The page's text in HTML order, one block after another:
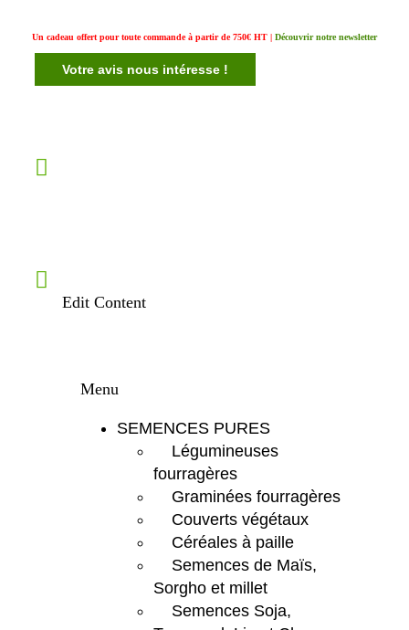
Un cadeau offert pour toute commande à partir de 750€ HT | Découvrir notre newsletter
Votre avis nous intéresse !
Edit Content
Menu
SEMENCES PURES
Légumineuses
fourragères
Graminées fourragères
Couverts végétaux
Céréales à paille
Semences de Maïs,
Sorgho et millet
Semences Soja,